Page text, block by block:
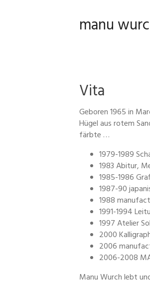
manu
Vita
Geboren 1965 in
Hügel aus rotem
färbte …
1979-1989
1983 Abitur,
1985-1986
1987-90
1988
1991-1994
1997 Atelier
2000
2006
2006-2008
Manu Wurch lebt